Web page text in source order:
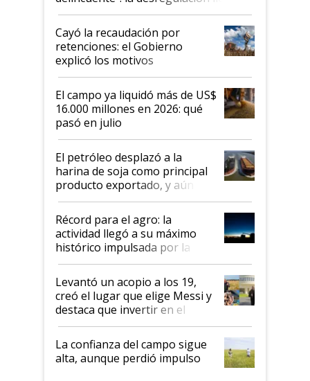
al Congreso Aapresid y hasta se
habló del financiamiento al IPCVA
Cayó la recaudación por
retenciones: el Gobierno
explicó los motivos
El campo ya liquidó más de US$
16.000 millones en 2026: qué
pasó en julio
El petróleo desplazó a la
harina de soja como principal
producto exportado, y aún así
el agro aportó casi seis de cada
diez dólares y sostuvo el
liderazgo en un semestre
récord
Récord para el agro: la
actividad llegó a su máximo
histórico impulsada por la
cosecha y las exportaciones
Levantó un acopio a los 19,
creó el lugar que elige Messi y
destaca que invertir en el
kirchnerismo era como "darle
plata a un hijo para droga":
Juan Félix Rossetti, el libertario
que de una dura crisis salió
La confianza del campo sigue
alta, aunque perdió impulso